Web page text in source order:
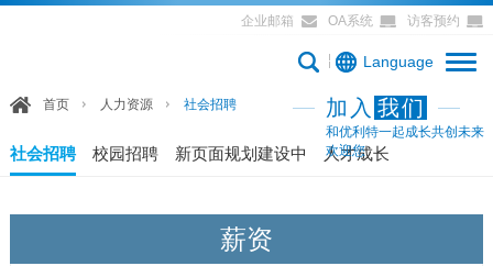
企业邮箱 OA系统 访客预约
Language
加入 我们
和优利特一起成长共创未来
欢迎您
首页 人力资源 社会招聘
社会招聘 校园招聘 新页面规划建设中 人才成长
薪资